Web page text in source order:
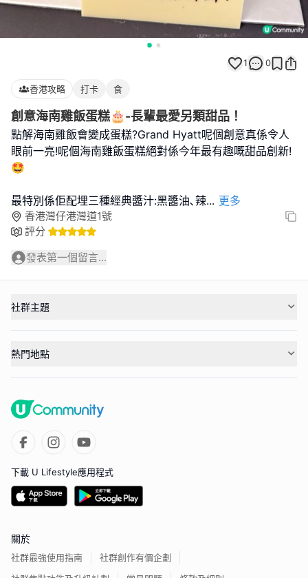
1 0
香港攻略 打卡 食
創意海南雞飯蛋糕🎂-長輩最愛另類甜品！
點解海南雞飯會變成蛋糕?Grand Hyatt呢個創意真係令人
眼前一亮!呢個海南雞飯蛋糕絕對係今年最有趣嘅甜品創新!
🤩
最特別係佢配埋三種經典醬汁:黑醬油､辣... 更多
香港灣仔港灣道1號
評分
發表第一個留言...
社群主題
熱門地點
下載 U Lifestyle應用程式
關於
社群最強使用指南
社群創作有價企劃